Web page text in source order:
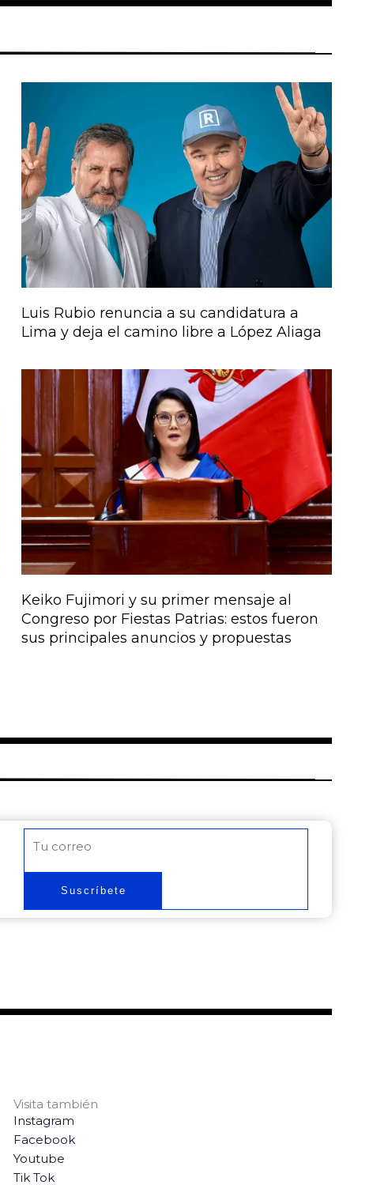
Luis Rubio renuncia a su candidatura a
Lima y deja el camino libre a López Aliaga
Keiko Fujimori y su primer mensaje al
Congreso por Fiestas Patrias: estos fueron
sus principales anuncios y propuestas
Suscríbete
Visita también
Instagram
Facebook
Youtube
Tik Tok